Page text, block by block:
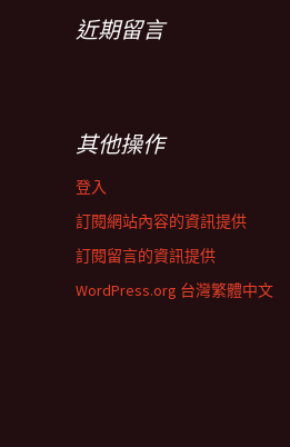
近期留言
其他操作
登入
訂閱網站內容的資訊提供
訂閱留言的資訊提供
WordPress.org 台灣繁體中文